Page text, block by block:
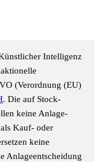
Intelligenz
(Verordnung (EU)
. Die auf Stock-
keine Anlage-
Kauf- oder
keine
Anlageentscheidung